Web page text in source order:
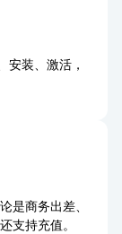
安装、激活，
是商务出差、
支持充值。